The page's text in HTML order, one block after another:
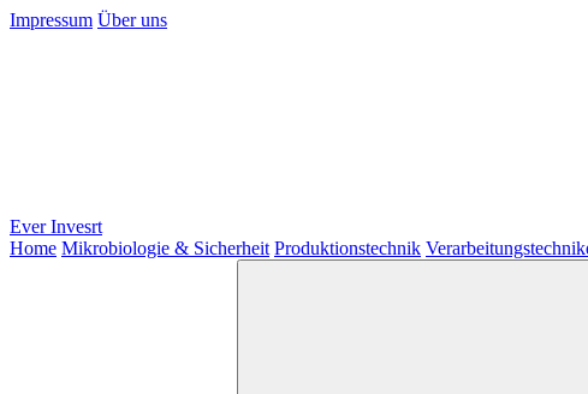
Impressum Über uns
Ever Invesrt
Home Mikrobiologie & Sicherheit Produktionstechnik